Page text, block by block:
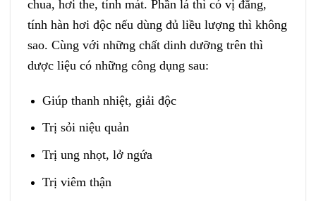
chua, hơi the, tính mát. Phần lá thì có vị đắng,
tính hàn hơi độc nếu dùng đủ liều lượng thì không
sao. Cùng với những chất dinh dưỡng trên thì
dược liệu có những công dụng sau:
Giúp thanh nhiệt, giải độc
Trị sỏi niệu quản
Trị ung nhọt, lở ngứa
Trị viêm thận